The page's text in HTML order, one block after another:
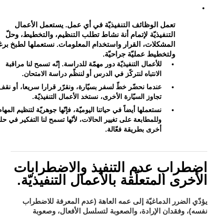
تعمل الوظائف التنفيذيّة في أي عمل. يستعمل الأعمال
التنفيذيّة لإتمام أنة نشاط تطلب التنظيم، والتخطيط، وحلّ
المشكلات، القرار واستخدام المعلومات. نستعملها لطبخ
ولتخطيط عمليّة جراحيّة.
للأعمال التنفيذيّة دور مهمّة للدراسة. إنّه تسمح لنا مراقبة
الانتباه لنتركّز في الدرس أو لننظّم دراسة الامتحان.
عندما نحضّر خطّ لسفر بسيّارة، ونقرّر قرارا سريعا، أو
تجاوز السيّارة الأخرى، نستخد الأعمال التنفيذيّة.
نستعملها أيضاً في حياتنا اليوميّة، فإنّها جوهريّة لتنظيم
وللمطابعة على تغيير الحالات، لأنّها تسمح لنا التفكير في
أخرى بطريقة فعّالة.
اضطراب عدم التنفيذ والاضطرابات
الأخرى المتعلّقة بالأعمال التنفيذيّة.
يؤدّي الضرر الدماغيّة إلى عمه العاهة (عدم المعرفة للاضطراب
نفسه)، وفقدان الإرادة، والصعوبة لتسلسل الأفعال، وصعوبة